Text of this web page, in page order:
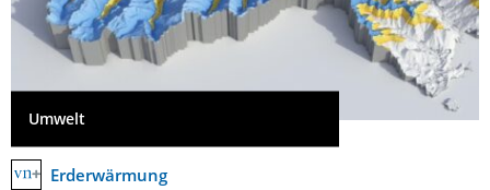
Umwelt
Erderwärmung